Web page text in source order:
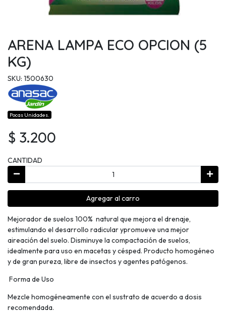
ARENA LAMPA ECO OPCION (5
KG)
SKU: 1500630
Pocas Unidades.
$ 3.200
CANTIDAD
Agregar al carro
Mejorador de suelos 100% natural que mejora el drenaje,
estimulando el desarrollo radicular ypromueve una mejor
aireación del suelo. Disminuye la compactación de suelos,
idealmente para uso en macetas y césped. Producto homogéneo
y de gran pureza, libre de insectos y agentes patógenos.
Forma de Uso
Mezcle homogéneamente con el sustrato de acuerdo a dosis
recomendada.